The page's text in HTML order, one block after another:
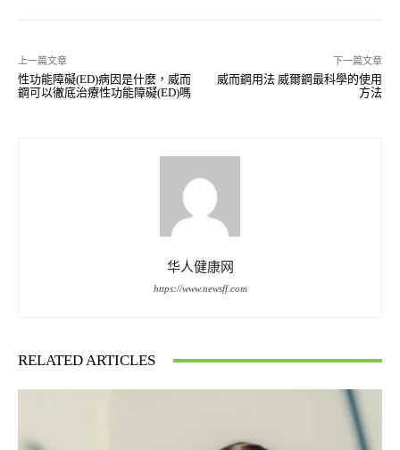
上一篇文章
性功能障礙(ED)病因是什麼，威而
鋼可以徹底治療性功能障礙(ED)嗎
下一篇文章
威而鋼用法 威爾鋼最科學的使用
方法
华人健康网
https://www.newsff.com
RELATED ARTICLES